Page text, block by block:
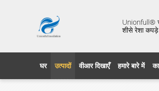
Unionfull®
शीसे रेशा कपड़े
घर उत्पादों वीआर दिखाएँ हमारे बारे में